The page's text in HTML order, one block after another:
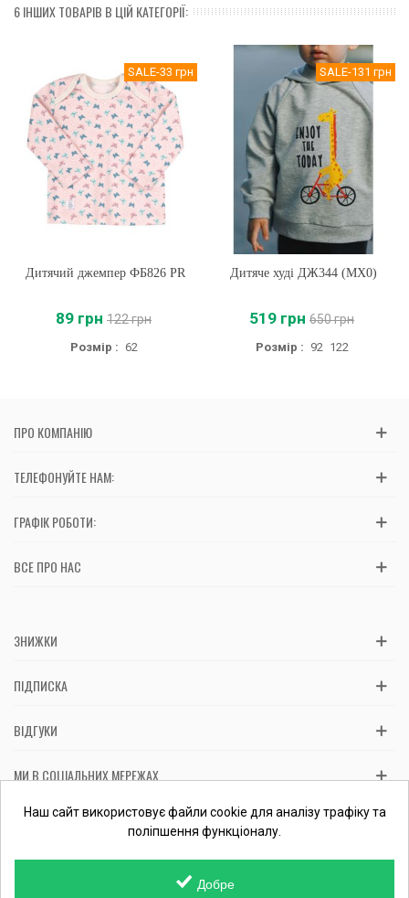
6 ІНШИХ ТОВАРІВ В ЦІЙ КАТЕГОРІЇ:
SALE-33 грн
Дитячий джемпер ФБ826 PR
89 грн 122 грн
Розмір : 62
SALE-131 грн
Дитяче худі ДЖ344 (MX0)
519 грн 650 грн
Розмір : 92 122
ПРО КОМПАНІЮ
ТЕЛЕФОНУЙТЕ НАМ:
ГРАФІК РОБОТИ:
ВСЕ ПРО НАС
ЗНИЖКИ
ПІДПИСКА
ВІДГУКИ
МИ В СОЦІАЛЬНИХ МЕРЕЖАХ
Вас обслуговує: ФОП Косташ С.І., номер запису в ЄДР 2 673 000
0000 057597 від 06.01.2017.Перевірити ФОП
Наш сайт використовує файли cookie для аналізу трафіку та
поліпшення функціоналу.
Добре